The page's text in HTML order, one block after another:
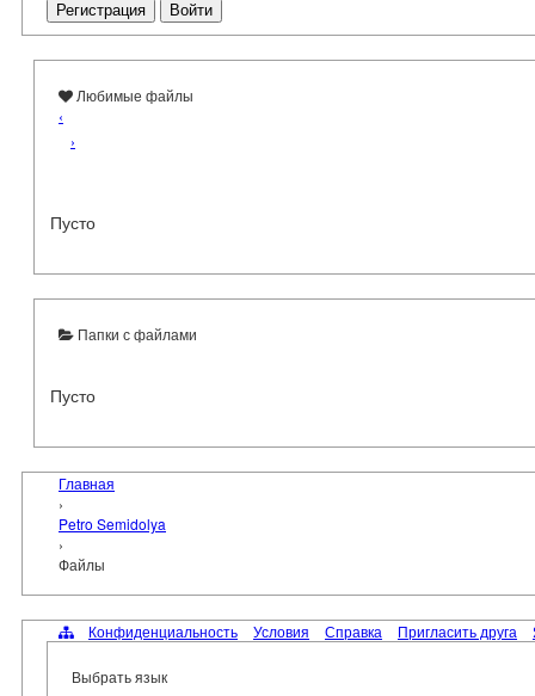
Регистрация Войти
Любимые файлы
‹
›
Пусто
Папки с файлами
Пусто
Главная
›
Petro Semidolya
›
Файлы
Конфиденциальность Условия Справка Пригласить друга
Выбрать язык